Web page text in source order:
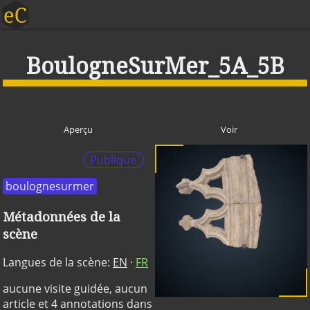
BoulogneSurMer_5A_5B
Aperçu Voir
Publique
boulognesurmer
Métadonnées de la
scène
Langues de la scène: EN · FR
aucune visite guidée, aucun
article et 4 annotations dans